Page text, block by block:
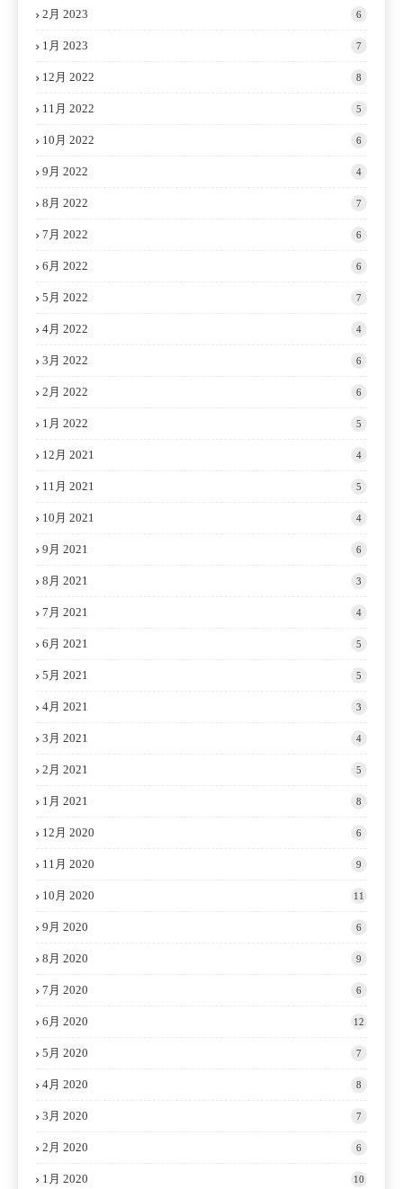
2月 2023 6
1月 2023 7
12月 2022 8
11月 2022 5
10月 2022 6
9月 2022 4
8月 2022 7
7月 2022 6
6月 2022 6
5月 2022 7
4月 2022 4
3月 2022 6
2月 2022 6
1月 2022 5
12月 2021 4
11月 2021 5
10月 2021 4
9月 2021 6
8月 2021 3
7月 2021 4
6月 2021 5
5月 2021 5
4月 2021 3
3月 2021 4
2月 2021 5
1月 2021 8
12月 2020 6
11月 2020 9
10月 2020 11
9月 2020 6
8月 2020 9
7月 2020 6
6月 2020 12
5月 2020 7
4月 2020 8
3月 2020 7
2月 2020 6
1月 2020 10